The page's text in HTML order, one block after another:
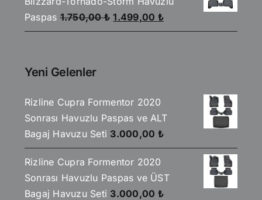
1.499,00 ₺.
Paspas 1.750,00₺ Orijinal
fiyat:
1.499,00 ₺Şu
andaki
Yeni Gelenler
Rizline Cupra Formentor 2020
Sonrası Havuzlu Paspas ve ALT
Bagaj Havuzu Seti 3.000,00 ₺
Rizline Cupra Formentor 2020
Sonrası Havuzlu Paspas ve ÜST
Bagaj Havuzu Seti 3.000,00 ₺